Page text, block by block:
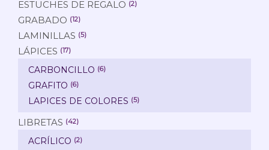
ESTUCHES DE REGALO (2)
GRABADO (12)
LAMINILLAS (5)
LÁPICES (17)
CARBONCILLO (6)
GRAFITO (6)
LAPICES DE COLORES (5)
LIBRETAS (42)
ACRÍLICO (2)